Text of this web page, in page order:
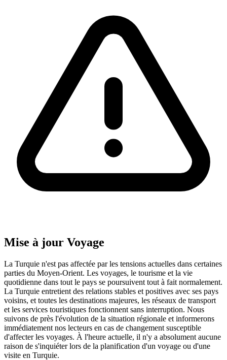
Mise à jour Voyage
La Turquie n'est pas affectée par les tensions actuelles dans certaines
parties du Moyen-Orient. Les voyages, le tourisme et la vie
quotidienne dans tout le pays se poursuivent tout à fait normalement.
La Turquie entretient des relations stables et positives avec ses pays
voisins, et toutes les destinations majeures, les réseaux de transport
et les services touristiques fonctionnent sans interruption. Nous
suivons de près l'évolution de la situation régionale et informerons
immédiatement nos lecteurs en cas de changement susceptible
d'affecter les voyages. À l'heure actuelle, il n'y a absolument aucune
raison de s'inquiéter lors de la planification d'un voyage ou d'une
visite en Turquie.